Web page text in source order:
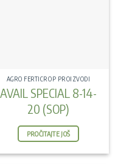
AGRO FERTICROP PROIZVODI
AVAIL SPECIAL 8-14-
20 (SOP)
PROČITAJTE JOŠ